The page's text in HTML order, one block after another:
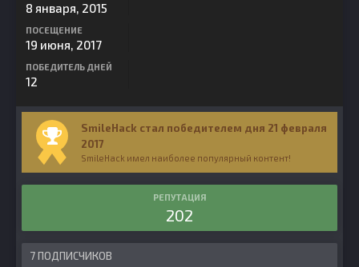
8 января, 2015
ПОСЕЩЕНИЕ
19 июня, 2017
ПОБЕДИТЕЛЬ ДНЕЙ
12
SmileHack стал победителем дня 21 февраля
2017
SmileHack имел наиболее популярный контент!
РЕПУТАЦИЯ
202
7 ПОДПИСЧИКОВ